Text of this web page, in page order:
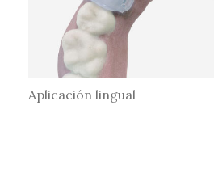
Aplicación lingual